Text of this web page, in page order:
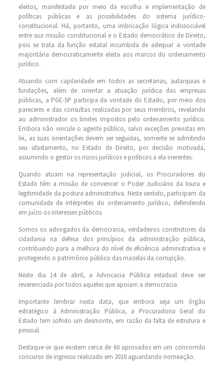
eleitos, manifestada por meio da escolha e implementação de
políticas públicas e as possibilidades do sistema jurídico-
constitucional. Há, portanto, uma imbricação lógica indissociável
entre sua missão constitucional e o Estado democrático de Direito,
pois se trata da função estatal incumbida de adequar a vontade
majoritária democraticamente eleita aos marcos do ordenamento
jurídico.
Atuando com capilaridade em todos as secretarias, autarquias e
fundações, além de orientar a atuação jurídica das empresas
públicas, a PGE-SP participa da vontade do Estado, por meio dos
pareceres e das consultas realizadas por seus membros, revelando
ao administrador os limites impostos pelo ordenamento jurídico.
Embora não vincule o agente público, salvo exceções previstas em
lei, as suas orientações devem ser seguidas, somente se admitindo
seu afastamento, no Estado de Direito, por decisão motivada,
assumindo o gestor os riscos jurídicos e políticos a ela inerentes.
Quando atuam na representação judicial, os Procuradores do
Estado têm a missão de convencer o Poder Judiciário da lisura e
legitimidade da postura administrativa. Neste sentido, participam da
comunidade de intérpretes do ordenamento jurídico, defendendo
em juízo os interesses públicos.
Somos os advogados da democracia, verdadeiros construtores da
cidadania na defesa dos princípios da administração pública,
contribuindo para a melhora do nível de eficiência administrativa e
protegendo o patrimônio público das mazelas da corrupção.
Neste dia 14 de abril, a Advocacia Pública estadual deve ser
reverenciada por todos aqueles que apoiam a democracia.
Importante lembrar nesta data, que embora seja um órgão
estratégico à Administração Pública, a Procuradoria Geral do
Estado tem sofrido um desmonte, em razão da falta de estrutura e
pessoal.
Destaque-se que existem cerca de 60 aprovados em um concorrido
concurso de ingresso realizado em 2018 aguardando nomeação.